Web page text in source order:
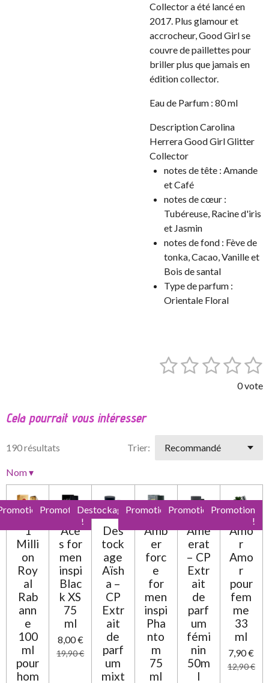
Collector a été lancé en
2017. Plus glamour et
accrocheur, Good Girl se
couvre de paillettes pour
briller plus que jamais en
édition collector.
Eau de Parfum : 80 ml
DescriptionCarolina
Herrera Good Girl Glitter
Collector
notes de tête : Amande
et Café
notes de cœur :
Tubéreuse, Racine d'iris
et Jasmin
notes de fond : Fève de
tonka, Cacao, Vanille et
Bois de santal
Type de parfum :
Orientale Floral
u
t
o
:
1
e
2
i
e
s
3
i
e
s
4
e
s
5
é
i
e
s
v
a
0 vote
Cela pourrait vous intéresser
190 résultats Trier:
Nom▾
1
Milli
on
Roy
al
Rab
ann
e
100
ml
pour
hom
Promotion
!
Ace
s for
men
inspi
Blac
k XS
75
ml
8,00 €
19,90 €
Destockage
Des
tock
age
Aïsh
a –
CP
Extr
ait
de
parf
um
mixt
Promotion
Amb
er
forc
e
for
men
inspi
Pha
nto
m
75
ml
Promotion
Ame
erat
– CP
Extr
ait
de
parf
um
fémi
nin
50m
l
Promotion
!
Amo
r
Amo
r
pour
fem
me
33
ml
7,90 €
12,90 €